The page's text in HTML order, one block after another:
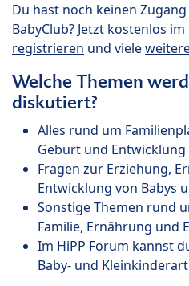
Du hast noch keinen
BabyClub? Jetzt kostenlos im
registrieren und viele
Welche Themen
diskutiert?
Alles rund um
Geburt und Entwicklung
Fragen zur Erziehung,
Entwicklung von Babys
Sonstige Themen rund
Familie, Ernährung und
Im HiPP Forum kannst
Baby- und